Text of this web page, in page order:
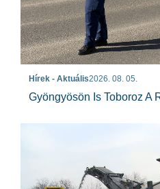
Hírek - Aktuális2026. 08. 05.
Gyöngyösön Is Toboroz A